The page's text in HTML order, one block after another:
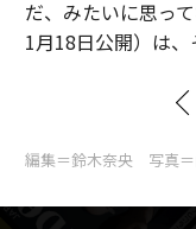
だ、みたいに思っ
1月18日公開）は、
編集＝鈴木奈央 写真